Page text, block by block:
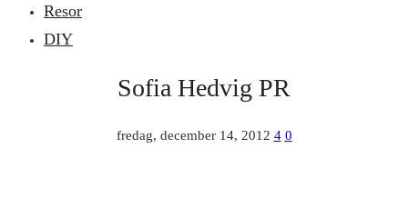
Resor
DIY
Sofia Hedvig PR
fredag, december 14, 2012 4 0